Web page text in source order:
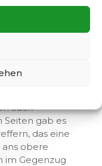
in die Ecke,
ab. Die
das
und
In dieser
Sack
Seiten gab es
das eine
obere
im Gegenzug